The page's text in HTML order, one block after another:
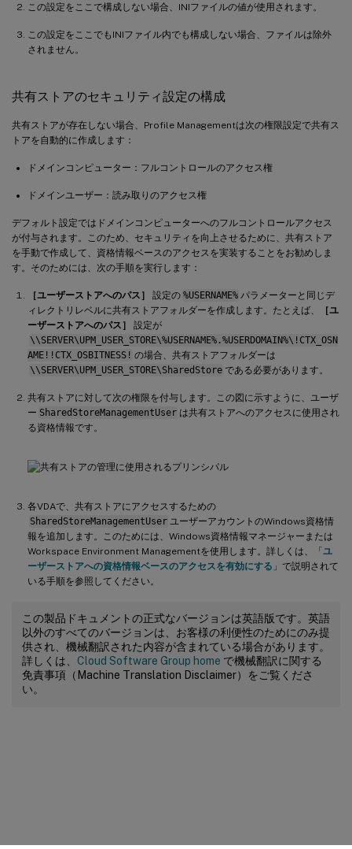
この設定をここで構成しない場合、INIファイルの値が使用されます。
この設定をここでもINIファイル内でも構成しない場合、ファイルは除外
されません。
共有ストアのセキュリティ設定の構成
共有ストアが存在しない場合、Profile Managementは次の権限設定で共有ス
トアを自動的に作成します：
ドメインコンピューター：フルコントロールのアクセス権
ドメインユーザー：読み取りのアクセス権
デフォルト設定ではドメインコンピューターへのフルコントロールアクセス
が付与されます。このため、セキュリティを向上させるために、共有ストア
を手動で作成して、資格情報ベースのアクセスを実装することをお勧めしま
す。そのためには、次の手順を実行します：
［ユーザーストアへのパス］ 設定の %USERNAME% パラメーターと同じデ
ィレクトリレベルに共有ストアフォルダーを作成します。たとえば、
［ユ
ーザーストアへのパス］
設定が
\\SERVER\UPM_USER_STORE\%USERNAME%.%USERDOMAIN%\!CTX_OSN
AME!!CTX_OSBITNESS! の場合、共有ストアフォルダーは
\\SERVER\UPM_USER_STORE\SharedStore である必要があります。
共有ストアに対して次の権限を付与します。この図に示すように、ユーザ
ー SharedStoreManagementUser は共有ストアへのアクセスに使用され
る資格情報です。
各VDAで、共有ストアにアクセスするための
SharedStoreManagementUser ユーザーアカウントのWindows資格情
報を追加します。このためには、Windows資格情報マネージャーまたは
Workspace Environment Managementを使用します。詳しくは、「ユ
ーザーストアへの資格情報ベースのアクセスを有効にする 」で説明されて
いる手順を参照してください。
この製品ドキュメントの正式なバージョンは英語版です。英語
以外のすべてのバージョンは、お客様の利便性のためにのみ提
供され、機械翻訳された内容が含まれている場合があります。
詳しくは、 Cloud Software Group home で機械翻訳に関する
免責事項（Machine Translation Disclaimer）をご覧くださ
い。